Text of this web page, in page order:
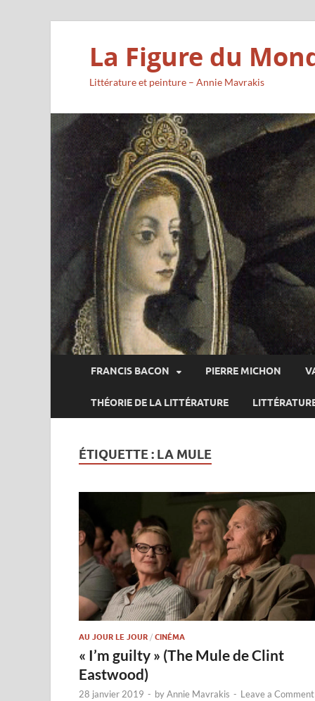
La Figure du
Littérature et peinture – Annie Mavrakis
FRANCIS BACON PIERRE MICHON
THÉORIE DE LA LITTÉRATURE
ÉTIQUETTE : LA MULE
AU JOUR LE JOUR / CINÉMA
« I’m guilty » (The Mule de Clint
Eastwood)
28 janvier 2019 - byAnnie Mavrakis - Leave a Comment